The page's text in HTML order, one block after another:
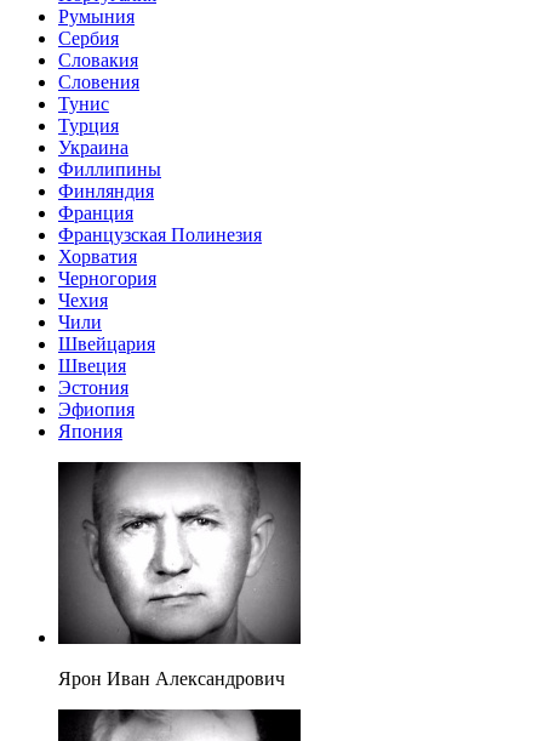
Румыния
Сербия
Словакия
Словения
Тунис
Турция
Украина
Филлипины
Финляндия
Франция
Французская Полинезия
Хорватия
Черногория
Чехия
Чили
Швейцария
Швеция
Эстония
Эфиопия
Япония
Ярон Иван Александрович